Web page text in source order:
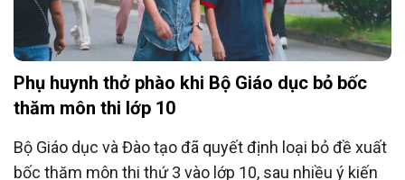
Phụ huynh thở phào khi Bộ Giáo dục bỏ bốc
thăm môn thi lớp 10
Bộ Giáo dục và Đào tạo đã quyết định loại bỏ đề xuất
bốc thăm môn thi thứ 3 vào lớp 10, sau nhiều ý kiến